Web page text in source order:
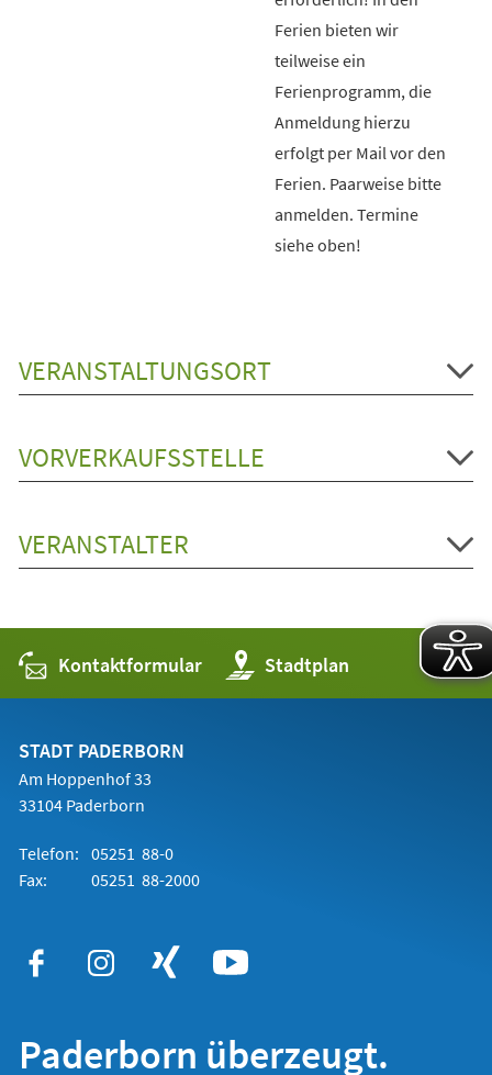
Ferien bieten wir
teilweise ein
Ferienprogramm, die
Anmeldung hierzu
erfolgt per Mail vor den
Ferien. Paarweise bitte
anmelden. Termine
siehe oben!
VERANSTALTUNGSORT
VORVERKAUFSSTELLE
VERANSTALTER
Kontaktformular Stadtplan
(Öffnet
in
einem
STADT PADERBORN
Am Hoppenhof 33
33104 Paderborn
Telefon: 05251 88-0
Fax:
05251 88-2000
Paderborn überzeugt.